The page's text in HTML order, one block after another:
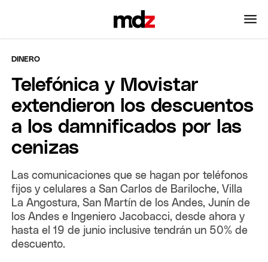
DINERO
Telefónica y Movistar
extendieron los descuentos
a los damnificados por las
cenizas
Las comunicaciones que se hagan por teléfonos
fijos y celulares a San Carlos de Bariloche, Villa
La Angostura, San Martín de los Andes, Junín de
los Andes e Ingeniero Jacobacci, desde ahora y
hasta el 19 de junio inclusive tendrán un 50% de
descuento.